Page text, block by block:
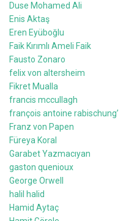
Duse Mohamed Ali
Enis Aktaş
Eren Eyüboğlu
Faik Kırımlı Ameli Faik
Fausto Zonaro
felix von altersheim
Fikret Mualla
francis mccullagh
françois antoine rabischung’
Franz von Papen
Füreya Koral
Garabet Yazmacıyan
gaston quenioux
George Orwell
halil halid
Hamid Aytaç